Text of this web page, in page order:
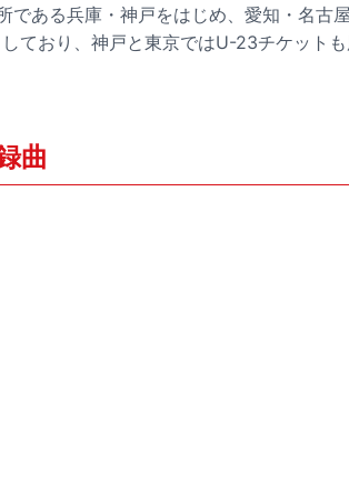
ある兵庫・神戸をはじめ、愛知・名古
ており、神戸と東京ではU-23チケット
曲